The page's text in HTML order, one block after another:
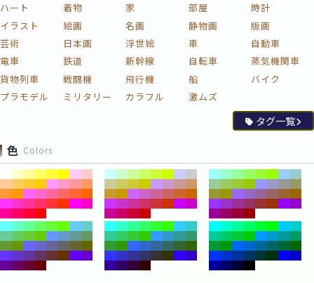
ハート
着物 家 部屋
時計
イラスト
絵画 名画 静物画
版画
芸術
日本画 浮世絵 車
自動車
電車
鉄道 新幹線 自転車
蒸気機関車
貨物列車
戦闘機 飛行機 船
バイク
プラモデル
ミリタリー カラフル 激ムズ
タグ一覧
色 Colors